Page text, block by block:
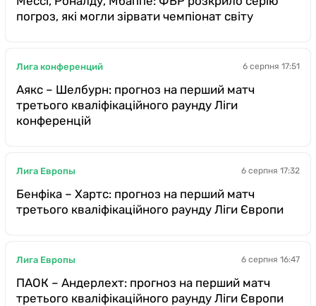
погроз, які могли зірвати чемпіонат світу
Лига конференций 6 серпня 17:51
Аякс – Шелбурн: прогноз на перший матч
третього кваліфікаційного раунду Ліги
конференцій
Лига Европы 6 серпня 17:32
Бенфіка – Хартс: прогноз на перший матч
третього кваліфікаційного раунду Ліги Європи
Лига Европы 6 серпня 16:47
ПАОК – Андерлехт: прогноз на перший матч
третього кваліфікаційного раунду Ліги Європи